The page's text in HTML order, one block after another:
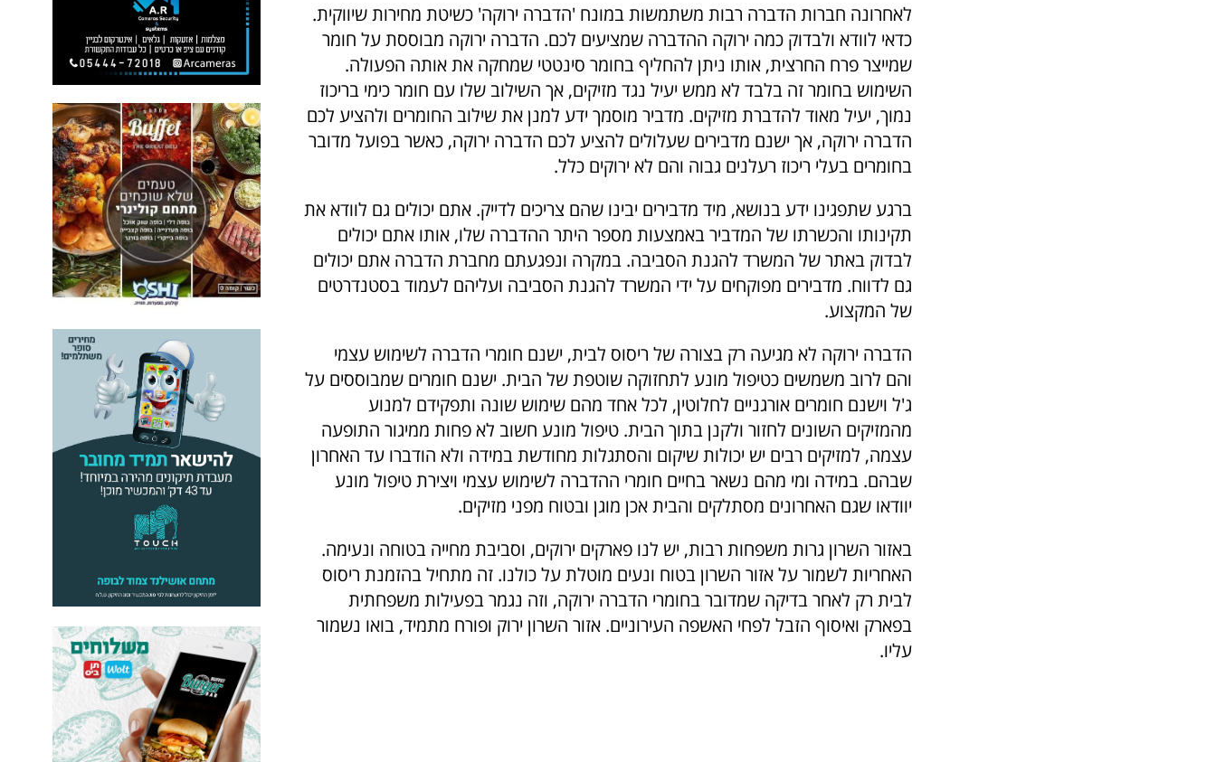
לאחרונה חברות הדברה רבות משתמשות במונח 'הדברה ירוקה' כשיטת מחירות שיווקית.
כדאי לוודא ולבדוק כמה ירוקה ההדברה שמציעים לכם. הדברה ירוקה מבוססת על חומר
שמייצר פרח החרצית, אותו ניתן להחליף בחומר סינטטי שמחקה את אותה הפעולה.
השימוש בחומר זה בלבד לא ממש יעיל נגד מזיקים, אך השילוב שלו עם חומר כימי בריכוז
נמוך, יעיל מאוד להדברת מזיקים. מדביר מוסמך ידע למנן את שילוב החומרים ולהציע לכם
הדברה ירוקה, אך ישנם מדבירים שעלולים להציע לכם הדברה ירוקה, כאשר בפועל מדובר
בחומרים בעלי ריכוז רעלנים גבוה והם לא ירוקים כלל.
ברגע שתפגינו ידע בנושא, מיד מדבירים יבינו שהם צריכים לדייק. אתם יכולים גם לוודא את
תקינותו והכשרתו של המדביר באמצעות מספר היתר ההדברה שלו, אותו אתם יכולים
לבדוק באתר של המשרד להגנת הסביבה. במקרה ונפגעתם מחברת הדברה אתם יכולים
גם לדווח. מדבירים מפוקחים על ידי המשרד להגנת הסביבה ועליהם לעמוד בסטנדרטים
של המקצוע.
הדברה ירוקה לא מגיעה רק בצורה של ריסוס לבית, ישנם חומרי הדברה לשימוש עצמי
והם לרוב משמשים כטיפול מונע לתחזוקה שוטפת של הבית. ישנם חומרים שמבוססים על
ג'ל וישנם חומרים אורגניים לחלוטין, לכל אחד מהם שימוש שונה ותפקידם למנוע
מהמזיקים השונים לחזור ולקנן בתוך הבית. טיפול מונע חשוב לא פחות ממיגור התופעה
עצמה, למזיקים רבים יש יכולות שיקום והסתגלות מחודשת במידה ולא הודברו עד האחרון
שבהם. במידה ומי מהם נשאר בחיים חומרי ההדברה לשימוש עצמי ויצירת טיפול מונע
יוודאו שגם האחרונים מסתלקים והבית אכן מוגן ובטוח מפני מזיקים.
באזור השרון גרות משפחות רבות, יש לנו פארקים ירוקים, וסביבת מחייה בטוחה ונעימה.
האחריות לשמור על אזור השרון בטוח ונעים מוטלת על כולנו. זה מתחיל בהזמנת ריסוס
לבית רק לאחר בדיקה שמדובר בחומרי הדברה ירוקה, וזה נגמר בפעילות משפחתית
בפארק ואיסוף הזבל לפחי האשפה העירוניים. אזור השרון ירוק ופורח מתמיד, בואו נשמור
עליו.